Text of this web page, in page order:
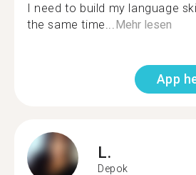
I need to build my language
the same time... Mehr lesen
App
L.
Depok